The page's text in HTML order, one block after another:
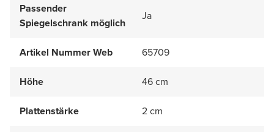
Passender
Spiegelschrank möglich
Ja
Artikel Nummer Web 65709
Höhe 46 cm
Plattenstärke 2 cm